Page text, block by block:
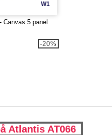
W1
Canvas 5 panel
-20%
Atlantis AT066